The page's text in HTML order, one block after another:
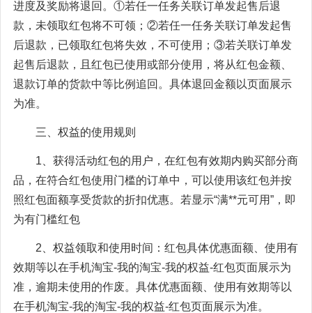
进度及奖励将退回。①若任一任务关联订单发起售后退
款，未领取红包将不可领；②若任一任务关联订单发起售
后退款，已领取红包将失效，不可使用；③若关联订单发
起售后退款，且红包已使用或部分使用，将从红包金额、
退款订单的货款中等比例追回。具体退回金额以页面展示
为准。
三、权益的使用规则
1、获得活动红包的用户，在红包有效期内购买部分商
品，在符合红包使用门槛的订单中，可以使用该红包并按
照红包面额享受货款的折扣优惠。若显示“满**元可用”，即
为有门槛红包
2、权益领取和使用时间：红包具体优惠面额、使用有
效期等以在手机淘宝-我的淘宝-我的权益-红包页面展示为
准，逾期未使用的作废。具体优惠面额、使用有效期等以
在手机淘宝-我的淘宝-我的权益-红包页面展示为准。